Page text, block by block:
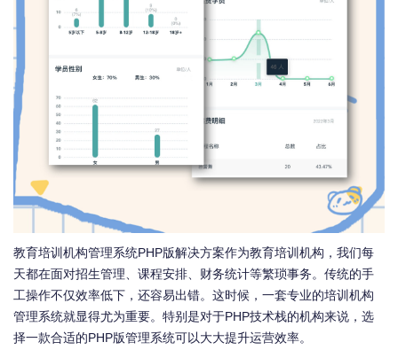
教育培训机构管理系统PHP版解决方案作为教育培训机构，我们每
天都在面对招生管理、课程安排、财务统计等繁琐事务。传统的手
工操作不仅效率低下，还容易出错。这时候，一套专业的培训机构
管理系统就显得尤为重要。特别是对于PHP技术栈的机构来说，选
择一款合适的PHP版管理系统可以大大提升运营效率。